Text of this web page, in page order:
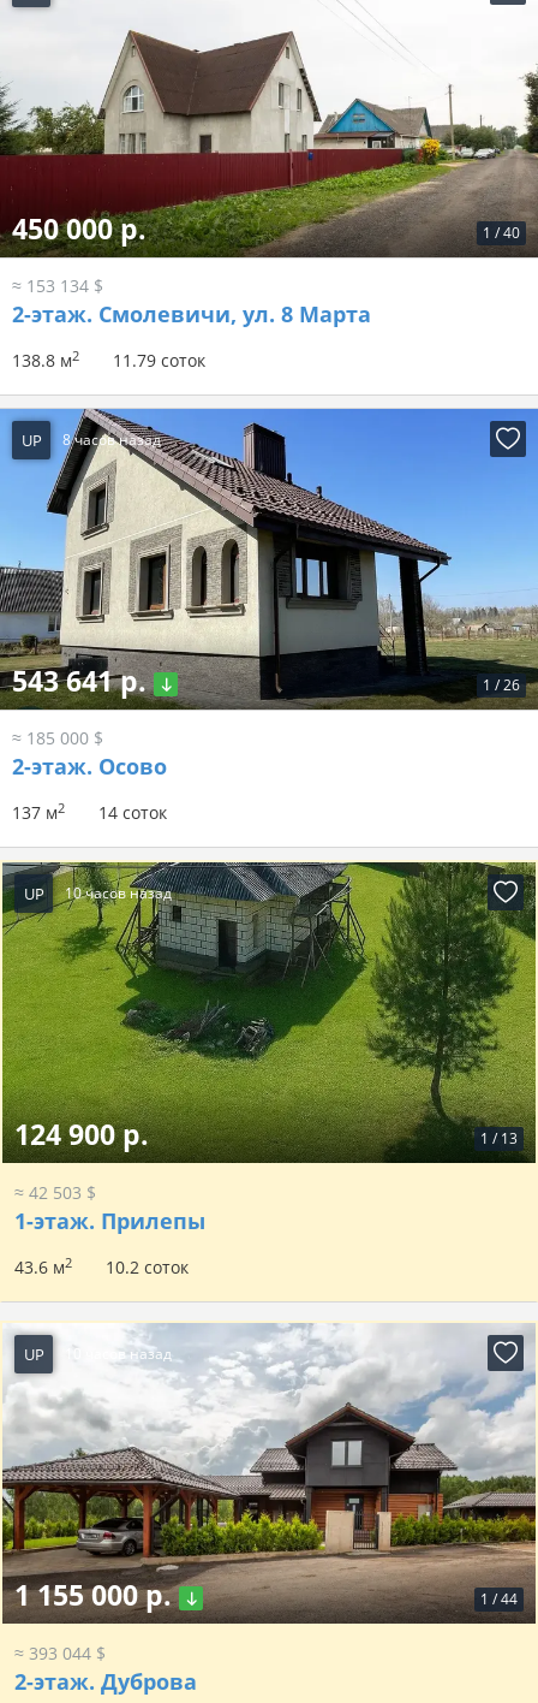
1 /40
450 000 р.
≈ 153 134 $
2-этаж. Смолевичи, ул. 8 Марта
138.8 м2 11.79 соток
UP 8 часов назад
1 /26
543 641 р.
≈ 185 000 $
2-этаж. Осово
137 м2 14 соток
UP 10 часов назад
1 / 13
124 900 р.
≈ 42 503 $
1-этаж. Прилепы
43.6 м2 10.2 соток
UP 10 часов назад
1 /44
1 155 000 р.
≈ 393 044 $
2-этаж. Дуброва